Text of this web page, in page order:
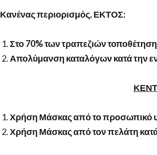
Κανένας περιορισμός, ΕΚΤΟΣ:
Στο 70% των τραπεζιών
Απολύμανση καταλόγων κατά την
Χρήση Μάσκας από το προσωπικό
Χρήση Μάσκας από τον πελάτη